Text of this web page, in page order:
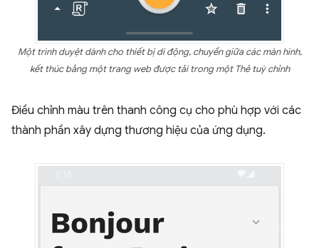
Một trình duyệt dành cho thiết bị di động, chuyển giữa các màn hình,
kết thúc bằng một trang web được tải trong một Thẻ tuỳ chỉnh
Điều chỉnh màu trên thanh công cụ cho phù hợp với các
thành phần xây dựng thương hiệu của ứng dụng.